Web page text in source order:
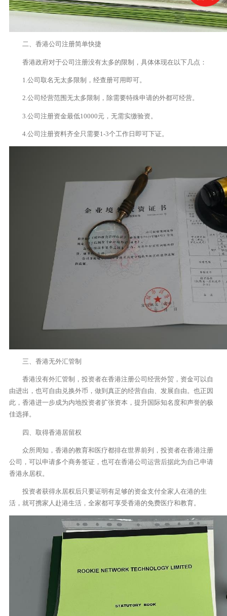
二、香港公司注册简单快捷
香港政府对于公司注册没有太多的限制，具体体现在以下几点：
1.公司取名无太多限制，经查册可用即可。
2.公司经营范围无太多限制，除需要特殊申请的外都可经营。
3.公司注册资金最低10000元，无需实缴验资。
4.公司注册资料齐全只需要1-3个工作日即可下证。
三、香港无外汇管制
香港没有外汇管制，投资者在香港注册公司经营外贸，资金可以自
由进出，也可自由兑换外币，做到真正的经营自由、发展自由。也正因
此，香港进一步成为内地投资者扩张资本，提升国际知名度和声誉的极
佳选择。
四、取得香港居留权
众所周知，香港的教育和医疗都排在世界前列，投资者在香港注册
公司，可以申请多个商务签证，也可在香港公司运营后据此为自己申请
香港永居权。
投资者获得永居权后只要证明有足够的资金支付全家人在港的生
活，就可携家人赴港生活，全家都可享受香港的免费医疗和教育。